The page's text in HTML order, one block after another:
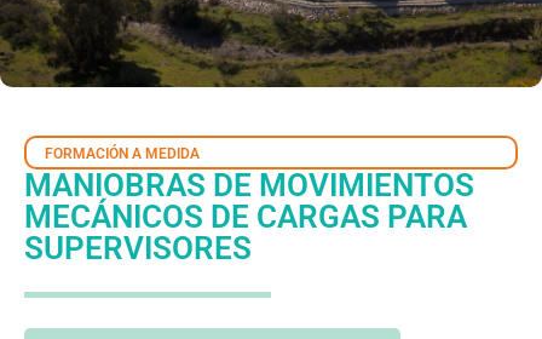
FORMACIÓN A MEDIDA
MANIOBRAS DE MOVIMIENTOS
MECÁNICOS DE CARGAS PARA
SUPERVISORES